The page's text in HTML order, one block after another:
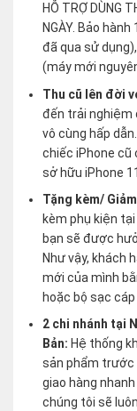
HỖ TRỢ DÙNG
NGÀY. Bảo
đã qua sử
(máy mới
Thu cũ lên đời
đến trải nghiệm
vô cùng hấp
chiếc iPhone cũ
sở hữu iPhone
Tặng kèm/
kèm phụ kiện
bạn sẽ được
Như vậy, khách
mới của mình
hoặc bộ sạc
2 chi nhánh tại
Bản: Hệ thống
sản phẩm trước
giao hàng
chúng tôi sẽ